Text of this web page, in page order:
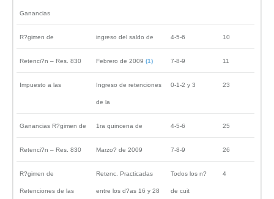
Ganancias
R?gimen de ingreso del saldo de 4-5-6 10
Retenci?n – Res. 830 Febrero de 2009 (1) 7-8-9 11
Impuesto a las Ingreso de retenciones
de la
0-1-2 y 3 23
Ganancias R?gimen de 1ra quincena de 4-5-6 25
Retenci?n – Res. 830 Marzo? de 2009 7-8-9 26
R?gimen de
Retenciones de las
Retenc. Practicadas
entre los d?as 16 y 28
Todos los n?
de cuit
4